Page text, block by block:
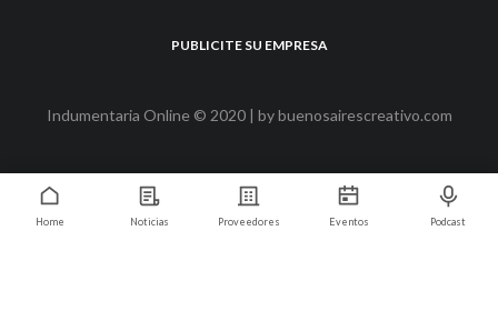
PUBLICITE SU EMPRESA
Indumentaria Online © 2020 | bybuenosairescreativo.com
Home Noticias Proveedores Eventos Podcast